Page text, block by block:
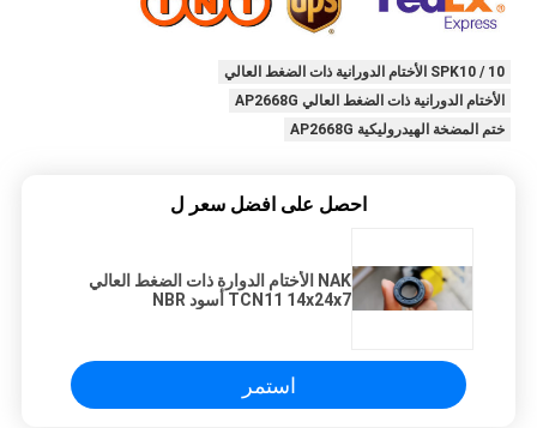
SPK10 / 10 الأختام الدورانية ذات الضغط العالي
الأختام الدورانية ذات الضغط العالي AP2668G
ختم المضخة الهيدروليكية AP2668G
احصل على افضل سعر ل
NAK الأختام الدوارة ذات الضغط العالي
TCN11 14x24x7 أسود NBR
استمر